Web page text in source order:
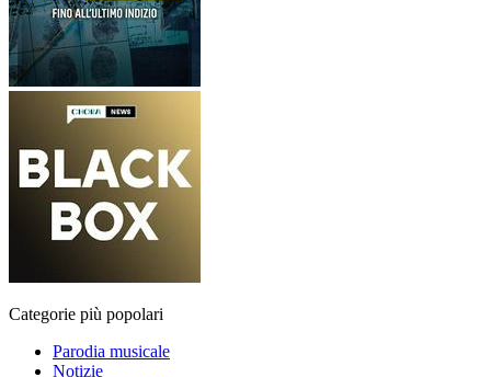
Categorie più popolari
Parodia musicale
Notizie